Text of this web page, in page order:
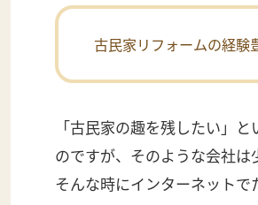
古民家リフォームの経験
「古民家の趣を残したい」
のですが、そのような会社は
そんな時にインターネットで